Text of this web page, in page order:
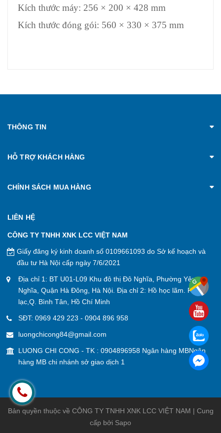
Kích thước máy: 256 × 200 × 428 mm
Kích thước đóng gói: 560 × 330 × 375 mm
THÔNG TIN
HỖ TRỢ KHÁCH HÀNG
CHÍNH SÁCH MUA HÀNG
LIÊN HỆ
CÔNG TY TNHH XNK LCC VIỆT NAM
Giấy đăng ký kinh doanh số 0109661093 do Sở kế hoạch và
đầu tư Hà Nội cấp ngày 7/6/2021
Địa chỉ 1: BT U01-L09 Khu đô thị Đô Nghĩa, Phường Yên
Nghĩa, Quận Hà Đông, Hà Nội. Địa chỉ 2: Hồ học lãm. P. An
lạc,Q. Bình Tân, Hồ Chí Minh
SĐT: 0969 429 223 - 0904 896 958
luongchicong84@gmail.com
LUONG CHI CONG - TK : 0904896958 Ngân hàng MBNgân
hàng MB chi nhánh sở giao dịch 1
Bản quyền thuộc về CÔNG TY TNHH XNK LCC VIỆT NAM | Cung
cấp bởi Sapo